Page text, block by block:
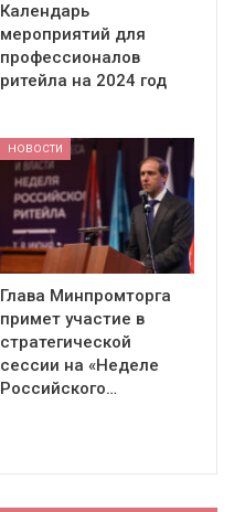
Календарь
мероприятий для
профессионалов
ритейла на 2024 год
НОВОСТИ
Глава Минпромторга
примет участие в
стратегической
сессии на «Неделе
Российского…